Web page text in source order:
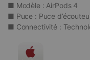
■ Modèle : AirPods 4
■ Puce : Puce
■ Connectivité :